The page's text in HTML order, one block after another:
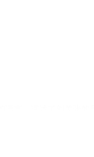
智慧与勇气，激发无限